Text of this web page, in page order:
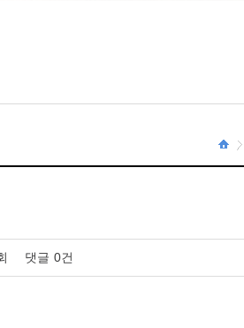
댓글 0건